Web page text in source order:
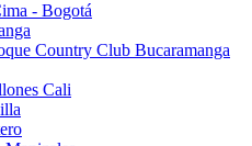
- Bogotá
Country Club Bucaramanga
Cali